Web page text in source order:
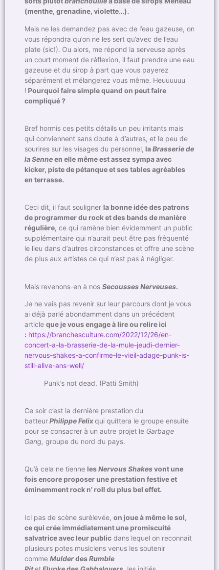
(menthe, grenadine, violette…).
Mais ne les demandez pas avec de l’eau gazeuse, on
vous répondra qu’on ne les sert qu’avec de l’eau
plate (sic!). Ou alors, me répond la serveuse après
un court moment de réflexion, il faut prendre une eau
gazeuse et du sirop à part que vous payerez
séparément et mélangerez vous même. Heuuuuuu
! Pourquoi faire simple quand on peut faire
compliqué ?
Bref hormis ces petits détails un peu irritants mais
qui conviennent sans doute à d’autres, et le peu de
sourires sur les visages du personnel, laBrasserie de
la Senneen elle même est assez sympa avec
kicker, piste de pétanque et ses tables agréables
en terrasse.
Ceci dit, il faut souligner la bonne idée des patrons
de programmer du rock et des bands de manière
régulière, ce qui ramène bien évidemment un public
supplémentaire qui n’aurait peut être pas fréquenté
le lieu dans d’autres circonstances et offre une scène
de plus aux artistes ce qui n’est pas à négliger.
Mais revenons-en à nos Secousses Nerveuses.
Je ne vais pas revenir sur leur parcours dont je vous
ai déjà parlé abondamment dans un précédent
article que je vous engage à lire ou relire ici
: https://branchesculture.com/2022/12/26/en-
concert-a-la-brasserie-de-la-mule-jeudi-dernier-
nervous-shakes-a-confirme-le-vieil-adage-punk-is-
still-alive-ans-well/
Punk’s not dead. (Patti Smith)
Ce soir c’est la dernière prestation du
batteurPhilippe Felixqui quittera le groupe ensuite
pour se consacrer à un autre projet le Garbage
Gang, groupe du nord du pays.
Qu’à cela ne tienne lesNervous Shakesvont une
fois encore proposer une prestation festive et
éminemment rock n’ roll du plus bel effet.
Ici pas de scène surélevée, on joue à même le sol,
ce qui crée immédiatement une promiscuité
salvatrice avec leur public dans lequel on reconnait
plusieurs potes musiciens venus les soutenir
comme MulderdesRumble